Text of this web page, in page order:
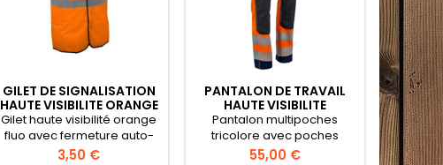
GILET DE SIGNALISATION
HAUTE VISIBILITE ORANGE
FLUO
Gilet haute visibilité orange
fluo avec fermeture auto-
agrippante
Prix
3,50 €
PANTALON DE TRAVAIL
HAUTE VISIBILITE
1667DEFENSE LMA
Pantalon multipoches
tricolore avec poches
genouillères
Prix
55,00 €
GILET
Gilet